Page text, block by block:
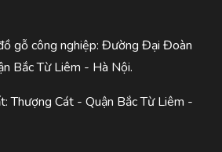
gỗ công nghiệp: Đường Đại Đoàn
Bắc Từ Liêm - Hà Nội.
Thượng Cát - Quận Bắc Từ Liêm -